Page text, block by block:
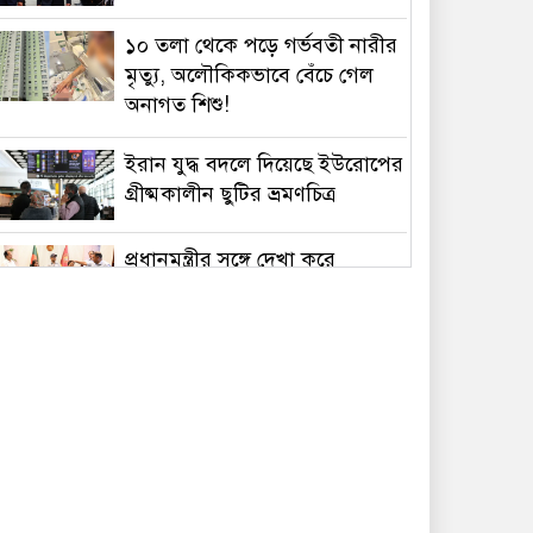
১০ তলা থেকে পড়ে গর্ভবতী নারীর
মৃত্যু, অলৌকিকভাবে বেঁচে গেল
অনাগত শিশু!
ইরান যুদ্ধ বদলে দিয়েছে ইউরোপের
গ্রীষ্মকালীন ছুটির ভ্রমণচিত্র
প্রধানমন্ত্রীর সঙ্গে দেখা করে